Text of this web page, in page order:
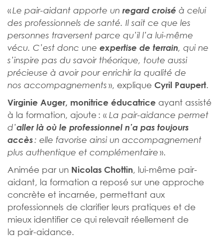
«Le pair-aidant apporte un regard croisé à celui
des professionnels de santé. Il sait ce que les
personnes traversent parce qu’il l’a lui-même
vécu. C’est donc une expertise de terrain, qui ne
s’inspire pas du savoir théorique, toute aussi
précieuse à avoir pour enrichir la qualité de
nos accompagnements», explique Cyril Paupert.
Virginie Auger, monitrice éducatrice ayant assisté
à la formation, ajoute : « La pair-aidance permet
d’aller là où le professionnel n’a pas toujours
accès: elle favorise ainsi un accompagnement
plus authentique et complémentaire».
Animée par un Nicolas Chottin, lui-même pair-
aidant, la formation a reposé sur une approche
concrète et incarnée, permettant aux
professionnels de clarifier leurs pratiques et de
mieux identifier ce qui relevait réellement de
la pair-aidance.